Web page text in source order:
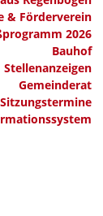
& Förderverein
2026
Bauhof
Stellenanzeigen
Gemeinderat
Sitzungstermine